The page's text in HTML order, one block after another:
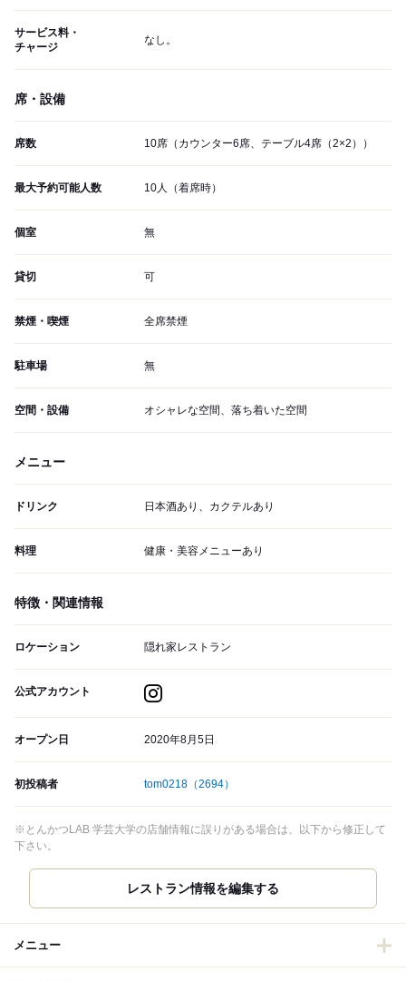
サービス料・
チャージ
なし。
席・設備
席数 10席（カウンター6席、テーブル4席（2×2））
最大予約可能人数 10人（着席時）
個室 無
貸切 可
禁煙・喫煙 全席禁煙
駐車場 無
空間・設備 オシャレな空間、落ち着いた空間
メニュー
ドリンク 日本酒あり、カクテルあり
料理 健康・美容メニューあり
特徴・関連情報
ロケーション 隠れ家レストラン
公式アカウント
オープン日 2020年8月5日
初投稿者 tom0218 （2694）
※とんかつLAB 学芸大学の店舗情報に誤りがある場合は、以下から修正して
下さい。
メニュー